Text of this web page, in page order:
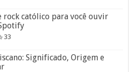
rock católico para você ouvir
33
Significado, Origem e